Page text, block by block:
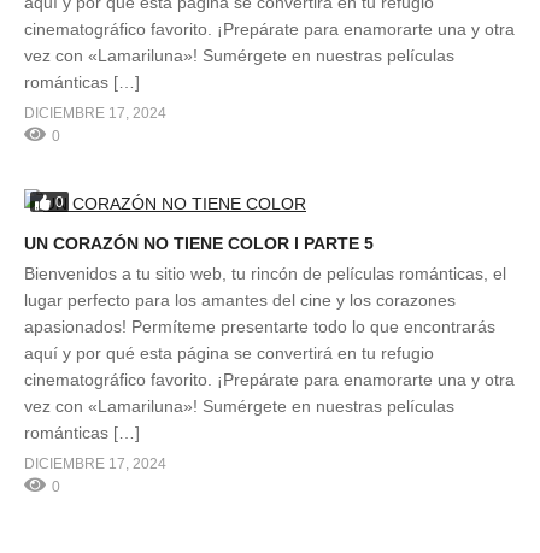
cinematográfico favorito. ¡Prepárate para enamorarte una y otra
vez con «Lamariluna»! Sumérgete en nuestras películas
románticas […]
DICIEMBRE 17, 2024
0
0
UN CORAZÓN NO TIENE COLOR l PARTE 5
Bienvenidos a tu sitio web, tu rincón de películas románticas, el
lugar perfecto para los amantes del cine y los corazones
apasionados! Permíteme presentarte todo lo que encontrarás
aquí y por qué esta página se convertirá en tu refugio
cinematográfico favorito. ¡Prepárate para enamorarte una y otra
vez con «Lamariluna»! Sumérgete en nuestras películas
románticas […]
DICIEMBRE 17, 2024
0